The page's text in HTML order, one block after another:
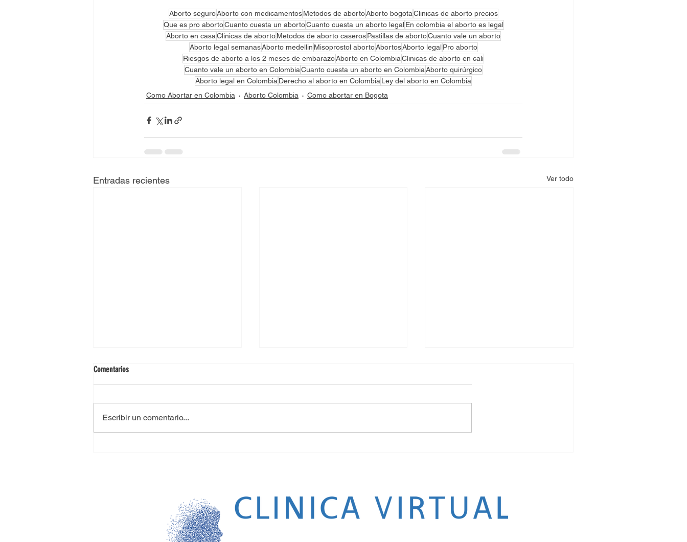
Aborto seguroAborto con medicamentos Metodos de abortoAborto bogotaClinicas de aborto precios
Que es pro abortoCuanto cuesta un abortoCuanto cuesta un aborto legal En colombia el aborto es legal
Aborto en casaClinicas de abortoMetodos de aborto caserosPastillas de abortoCuanto vale un aborto
Aborto legal semanasAborto medellin Misoprostol abortoAbortosAborto legal Pro aborto
Riesgos de aborto a los 2 meses de embarazoAborto en ColombiaClinicas de aborto en cali
Cuanto vale un aborto en ColombiaCuanto cuesta un aborto en ColombiaAborto quirúrgico
Aborto legal en Colombia Derecho al aborto en Colombia Ley del aborto en Colombia
Como Abortar en Colombia
Aborto Colombia Como abortar en Bogota
Entradas recientes Ver todo
Como hacer un aborto
Comentarios
Escribir un comentario...